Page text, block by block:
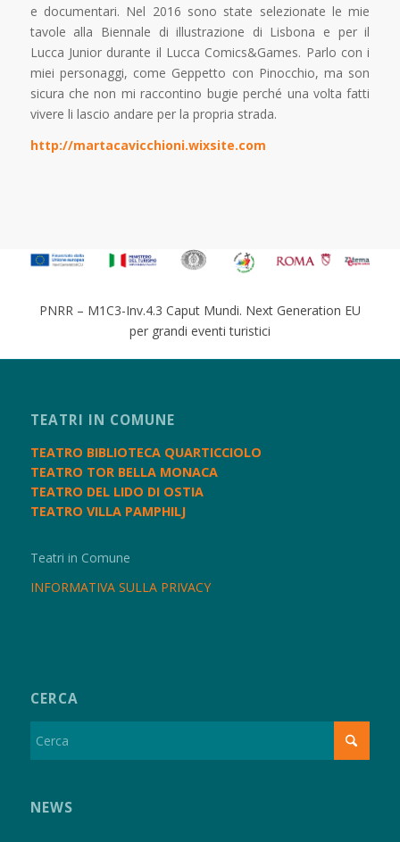
e documentari. Nel 2016 sono state selezionate le mie
tavole alla Biennale di illustrazione di Lisbona e per il
Lucca Junior durante il Lucca Comics&Games. Parlo con i
miei personaggi, come Geppetto con Pinocchio, ma son
sicura che non mi raccontino bugie perché una volta fatti
vivere li lascio andare per la propria strada.
http://martacavicchioni.wixsite.com
PNRR – M1C3-Inv.4.3 Caput Mundi. Next Generation EU
per grandi eventi turistici
TEATRI IN COMUNE
TEATRO BIBLIOTECA QUARTICCIOLO
TEATRO TOR BELLA MONACA
TEATRO DEL LIDO DI OSTIA
TEATRO VILLA PAMPHILJ
Teatri in Comune
INFORMATIVA SULLA PRIVACY
CERCA
NEWS